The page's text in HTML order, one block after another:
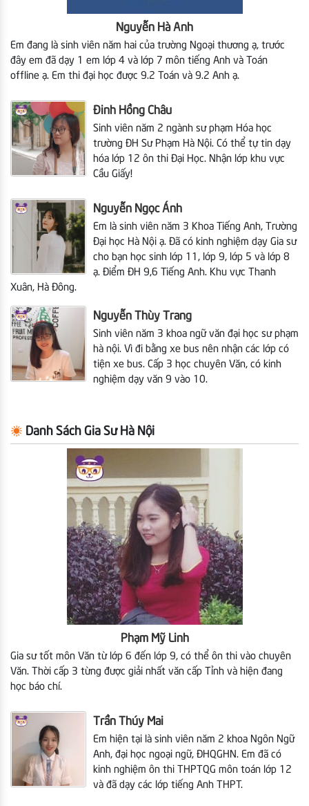
Nguyễn Hà Anh
Em đang là sinh viên năm hai của trường Ngoại thương ạ, trước
đây em đã dạy 1 em lớp 4 và lớp 7 môn tiếng Anh và Toán
offline ạ. Em thi đại học được 9.2 Toán và 9.2 Anh ạ.
Đinh Hồng Châu
Sinh viên năm 2 ngành sư phạm Hóa học
trường ĐH Sư Phạm Hà Nội. Có thể tự tin dạy
hóa lớp 12 ôn thi Đại Học. Nhận lớp khu vực
Cầu Giấy!
Nguyễn Ngọc Ánh
Em là sinh viên năm 3 Khoa Tiếng Anh, Trường
Đại học Hà Nội ạ. Đã có kinh nghiệm dạy Gia sư
cho bạn học sinh lớp 11, lớp 9, lớp 5 và lớp 8
ạ. Điểm ĐH 9,6 Tiếng Anh. Khu vực Thanh
Xuân, Hà Đông.
Nguyễn Thùy Trang
Sinh viên năm 3 khoa ngữ văn đại học sư phạm
hà nội. Vì đi bằng xe bus nên nhận các lớp có
tiện xe bus. Cấp 3 học chuyên Văn, có kinh
nghiệm dạy văn 9 vào 10.
Danh Sách Gia Sư Hà Nội
Phạm Mỹ Linh
Gia sư tốt môn Văn từ lớp 6 đến lớp 9, có thể ôn thi vào chuyên
Văn. Thời cấp 3 từng được giải nhất văn cấp Tỉnh và hiện đang
học báo chí.
Trần Thúy Mai
Em hiện tại là sinh viên năm 2 khoa Ngôn Ngữ
Anh, đại học ngoại ngữ, ĐHQGHN. Em đã có
kinh nghiệm ôn thi THPTQG môn toán lớp 12
và đã dạy các lớp tiếng Anh THPT.